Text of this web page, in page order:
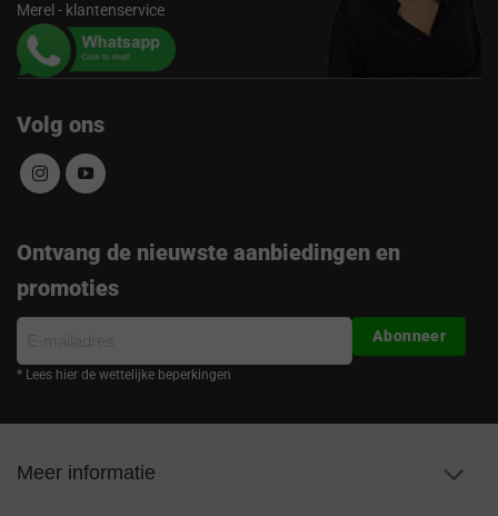
Merel - klantenservice
Volg ons
Ontvang de nieuwste aanbiedingen en
promoties
mailadres
* Lees hier de wettelijke beperkingen
Abonneer
Meer informatie